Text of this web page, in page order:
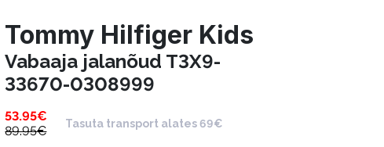
Tommy Hilfiger Kids
Vabaaja jalanõud T3X9-
33670-0308999
53.95€
89.95€
Tasuta transport alates 69€